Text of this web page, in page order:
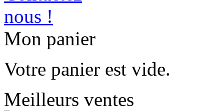
Mon panier
Votre panier est vide.
Meilleurs ventes